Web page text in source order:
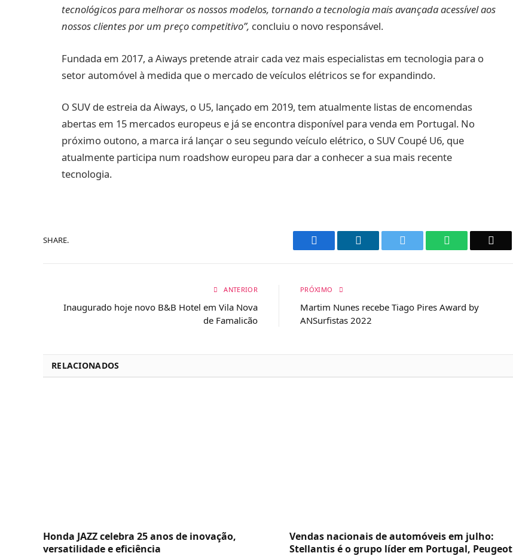
tecnológicos para melhorar os nossos modelos, tornando a tecnologia mais avançada acessível aos
nossos clientes por um preço competitivo”, concluiu o novo responsável.
Fundada em 2017, a Aiways pretende atrair cada vez mais especialistas em tecnologia para o
setor automóvel à medida que o mercado de veículos elétricos se for expandindo.
O SUV de estreia da Aiways, o U5, lançado em 2019, tem atualmente listas de encomendas
abertas em 15 mercados europeus e já se encontra disponível para venda em Portugal. No
próximo outono, a marca irá lançar o seu segundo veículo elétrico, o SUV Coupé U6, que
atualmente participa num roadshow europeu para dar a conhecer a sua mais recente
tecnologia.
SHARE. Facebook LinkedIn WhatsApp
ANTERIOR
Inaugurado hoje novo B&B Hotel em Vila Nova
de Famalicão
PRÓXIMO
Martim Nunes recebe Tiago Pires Award by
ANSurfistas 2022
RELACIONADOS
Honda JAZZ celebra 25 anos de inovação,
versatilidade e eficiência
Vendas nacionais de automóveis em julho:
Stellantis é o grupo líder em Portugal, Peugeot